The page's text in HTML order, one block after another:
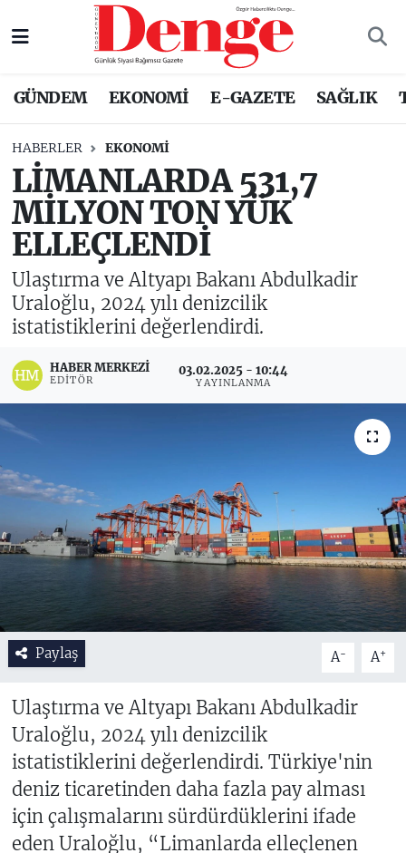
GÜNDEM EKONOMİ E-GAZETE SAĞLIK
HABERLER EKONOMİ
LİMANLARDA 531,7
MİLYON TON YÜK
ELLEÇLENDİ
Ulaştırma ve Altyapı Bakanı Abdulkadir
Uraloğlu, 2024 yılı denizcilik
istatistiklerini değerlendirdi.
HABER MERKEZI
EDITÖR
03.02.2025 - 10:44
YAYINLANMA
Paylaş A- A+
Ulaştırma ve Altyapı Bakanı Abdulkadir
Uraloğlu, 2024 yılı denizcilik
istatistiklerini değerlendirdi. Türkiye'nin
deniz ticaretinden daha fazla pay alması
için çalışmalarını sürdürdüklerini ifade
eden Uraloğlu, “Limanlarda elleçlenen
Nöbetçi Eczaneler
Süper Lig Puan Durumu ve Fikstür
Tüm Manşetler
Son Dakika Haberleri